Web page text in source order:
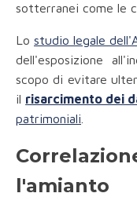
sotterranei come le
Lo studio legale
dell'esposizione
scopo di evitare
il risarcimento dei
patrimoniali
l'amianto